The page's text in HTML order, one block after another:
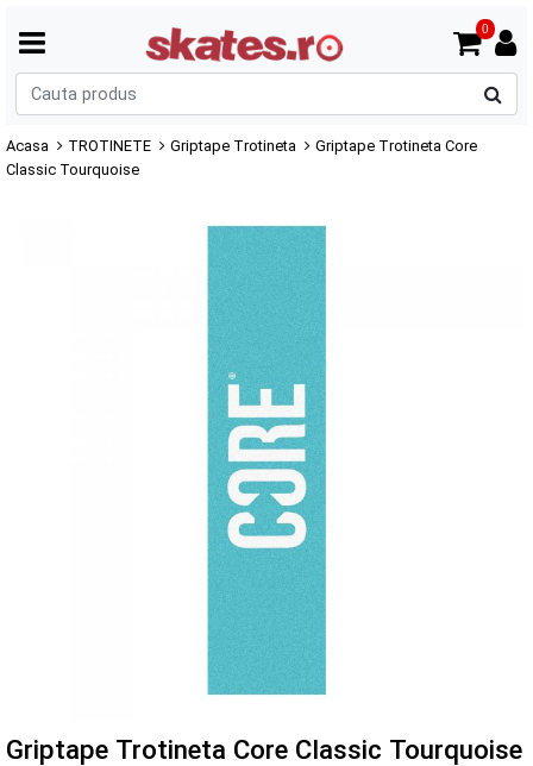
0
Acasa TROTINETE Griptape Trotineta
Griptape Trotineta Core
Classic Tourquoise
Griptape Trotineta Core Classic Tourquoise